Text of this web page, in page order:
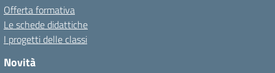
Offerta formativa
Le schede didattiche
I progetti delle classi
Novità